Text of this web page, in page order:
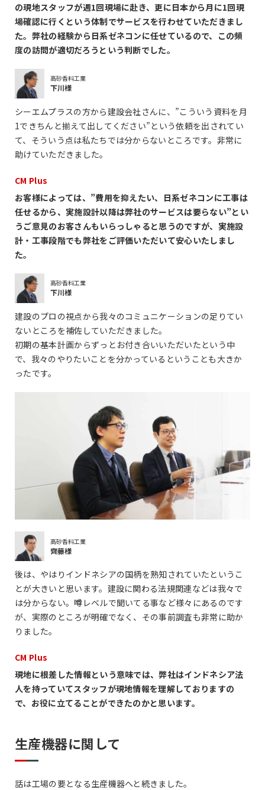
の現地スタッフが週1回現場に赴き、更に日本から月に1回現
場確認に行くという体制でサービスを行わせていただきまし
た。弊社の経験から日系ゼネコンに任せているので、この頻
度の訪問が適切だろうという判断でした。
高砂香料工業
下川様
シーエムプラスの方から建設会社さんに、”こういう資料を月
1できちんと揃えて出してください”という依頼を出されてい
て、そういう点は私たちでは分からないところです。非常に
助けていただきました。
CM Plus
お客様によっては、”費用を抑えたい、日系ゼネコンに工事は
任せるから、実施設計以降は弊社のサービスは要らない”とい
うご意見のお客さんもいらっしゃると思うのですが、実施設
計・工事段階でも弊社をご評価いただいて安心いたしまし
た。
高砂香料工業
下川様
建設のプロの視点から我々のコミュニケーションの足りてい
ないところを補佐していただきました。
初期の基本計画からずっとお付き合いいただいたという中
で、我々のやりたいことを分かっているということも大きか
ったです。
高砂香料工業
齊藤様
後は、やはりインドネシアの国柄を熟知されていたというこ
とが大きいと思います。建設に関わる法規関連などは我々で
は分からない。噂レベルで聞いてる事など様々にあるのです
が、実際のところが明確でなく、その事前調査も非常に助か
りました。
CM Plus
現地に根差した情報という意味では、弊社はインドネシア法
人を持っていてスタッフが現地情報を理解しておりますの
で、お役に立てることができたのかと思います。
生産機器に関して
話は工場の要となる生産機器へと続きました。